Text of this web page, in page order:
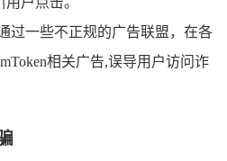
过一些不正规的广告联盟，在各
相关广告,误导用户访问诈